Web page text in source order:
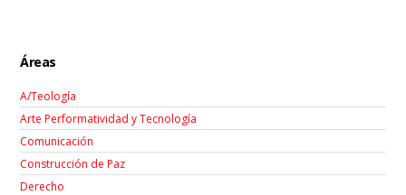
Áreas
A/Teología
Arte Performatividad y Tecnología
Comunicación
Construcción de Paz
Derecho